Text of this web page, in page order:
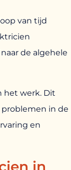
van tijd
de algehele
het werk. Dit
in de
en